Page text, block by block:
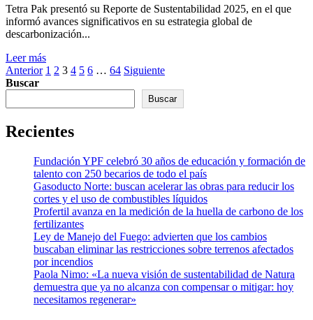
Tetra Pak presentó su Reporte de Sustentabilidad 2025, en el que
informó avances significativos en su estrategia global de
descarbonización...
Leer más
Paginación
de
entradas
Anterior 1 2 3 4 5 6 … 64 Siguiente
Buscar
Buscar
Recientes
Fundación YPF celebró 30 años de educación y formación de
talento con 250 becarios de todo el país
Gasoducto Norte: buscan acelerar las obras para reducir los
cortes y el uso de combustibles líquidos
Profertil avanza en la medición de la huella de carbono de los
fertilizantes
Ley de Manejo del Fuego: advierten que los cambios
buscaban eliminar las restricciones sobre terrenos afectados
por incendios
Paola Nimo: «La nueva visión de sustentabilidad de Natura
demuestra que ya no alcanza con compensar o mitigar: hoy
necesitamos regenerar»